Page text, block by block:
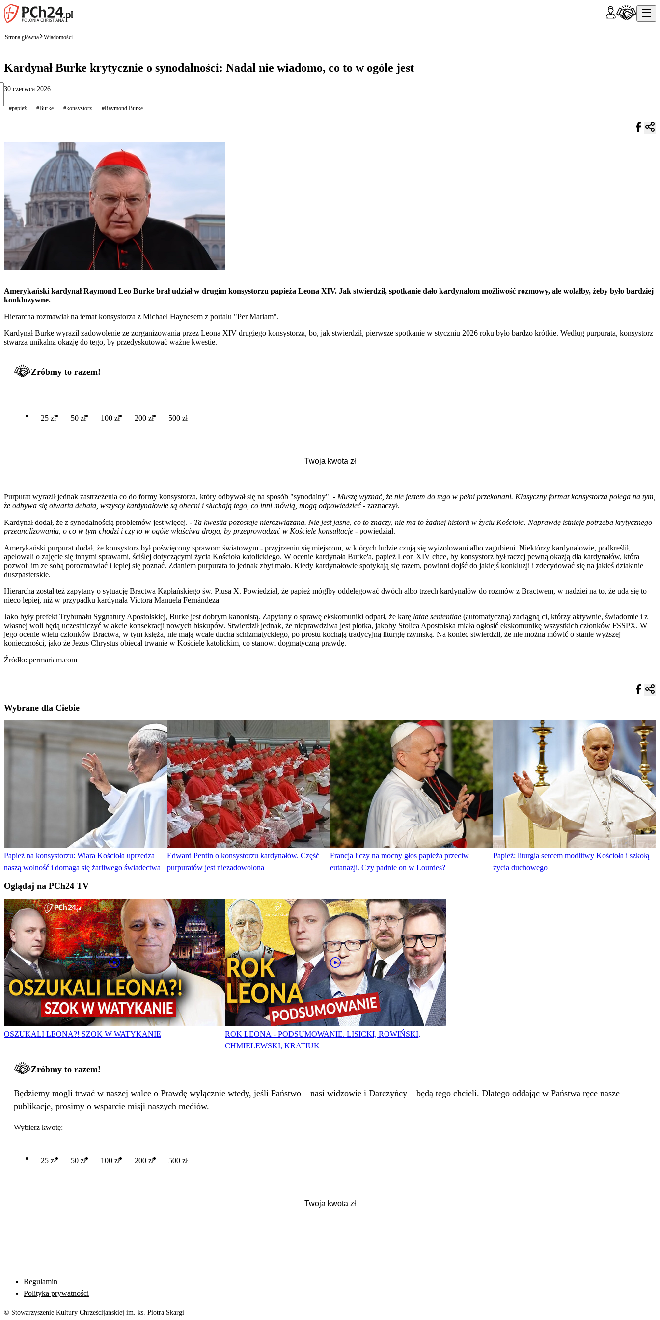
Strona główna Wiadomości
Kardynał Burke krytycznie o synodalności: Nadal nie wiadomo, co to w ogóle jest
30 czerwca 2026
#papież #Burke #konsystorz #Raymond Burke
Amerykański kardynał Raymond Leo Burke brał udział w drugim konsystorzu papieża Leona XIV. Jak stwierdził, spotkanie dało kardynałom możliwość rozmowy, ale wolałby, żeby było bardziej
konkluzywne.
Hierarcha rozmawiał na temat konsystorza z Michael Haynesem z portalu "Per Mariam".
Kardynał Burke wyraził zadowolenie ze zorganizowania przez Leona XIV drugiego konsystorza, bo, jak stwierdził, pierwsze spotkanie w styczniu 2026 roku było bardzo krótkie. Według purpurata, konsystorz
stwarza unikalną okazję do tego, by przedyskutować ważne kwestie.
Zróbmy to razem!
25 zł 50 zł 100 zł 200 zł 500 zł
Purpurat wyraził jednak zastrzeżenia co do formy konsystorza, który odbywał się na sposób "synodalny". - Muszę wyznać, że nie jestem do tego w pełni przekonani. Klasyczny format konsystorza polega na tym,
że odbywa się otwarta debata, wszyscy kardynałowie są obecni i słuchają tego, co inni mówią, mogą odpowiedzieć- zaznaczył.
Kardynał dodał, że z synodalnością problemów jest więcej. - Ta kwestia pozostaje nierozwiązana. Nie jest jasne, co to znaczy, nie ma to żadnej historii w życiu Kościoła. Naprawdę istnieje potrzeba krytycznego
przeanalizowania, o co w tym chodzi i czy to w ogóle właściwa droga, by przeprowadzać w Kościele konsultacje - powiedział.
Amerykański purpurat dodał, że konsystorz był poświęcony sprawom światowym - przyjrzeniu się miejscom, w których ludzie czują się wyizolowani albo zagubieni. Niektórzy kardynałowie, podkreślił,
apelowali o zajęcie się innymi sprawami, ściślej dotyczącymi życia Kościoła katolickiego. W ocenie kardynała Burke'a, papież Leon XIV chce, by konsystorz był raczej pewną okazją dla kardynałów, która
pozwoli im ze sobą porozmawiać i lepiej się poznać. Zdaniem purpurata to jednak zbyt mało. Kiedy kardynałowie spotykają się razem, powinni dojść do jakiejś konkluzji i zdecydować się na jakieś działanie
duszpasterskie.
Hierarcha został też zapytany o sytuację Bractwa Kapłańskiego św. Piusa X. Powiedział, że papież mógłby oddelegować dwóch albo trzech kardynałów do rozmów z Bractwem, w nadziei na to, że uda się to
nieco lepiej, niż w przypadku kardynała Victora Manuela Fernándeza.
Jako były prefekt Trybunału Sygnatury Apostolskiej, Burke jest dobrym kanonistą. Zapytany o sprawę ekskomuniki odparł, że karę latae sententiae (automatyczną) zaciągną ci, którzy aktywnie, świadomie i z
własnej woli będą uczestniczyć w akcie konsekracji nowych biskupów. Stwierdził jednak, że nieprawdziwa jest plotka, jakoby Stolica Apostolska miała ogłosić ekskomunikę wszystkich członków FSSPX. W
jego ocenie wielu członków Bractwa, w tym księża, nie mają wcale ducha schizmatyckiego, po prostu kochają tradycyjną liturgię rzymską. Na koniec stwierdził, że nie można mówić o stanie wyższej
konieczności, jako że Jezus Chrystus obiecał trwanie w Kościele katolickim, co stanowi dogmatyczną prawdę.
Źródło: permariam.com
Wybrane dla Ciebie
Papież na konsystorzu: Wiara Kościoła uprzedza
naszą wolność i domaga się żarliwego świadectwa
Edward Pentin o konsystorzu kardynałów. Część
purpuratów jest niezadowolona
Francja liczy na mocny głos papieża przeciw
eutanazji. Czy padnie on w Lourdes?
Papież: liturgia sercem modlitwy Kościoła i szkołą
życia duchowego
Oglądaj na PCh24 TV
OSZUKALI LEONA?! SZOK W WATYKANIE
ROK LEONA - PODSUMOWANIE. LISICKI, ROWIŃSKI,
CHMIELEWSKI, KRATIUK
Zróbmy to razem!
Będziemy mogli trwać w naszej walce o Prawdę wyłącznie wtedy, jeśli Państwo – nasi widzowie i Darczyńcy – będą tego chcieli. Dlatego oddając w Państwa ręce nasze
publikacje, prosimy o wsparcie misji naszych mediów.
Wybierz kwotę:
25 zł 50 zł 100 zł 200 zł 500 zł
Regulamin
Polityka prywatności
© Stowarzyszenie Kultury Chrześcijańskiej im. ks. Piotra Skargi